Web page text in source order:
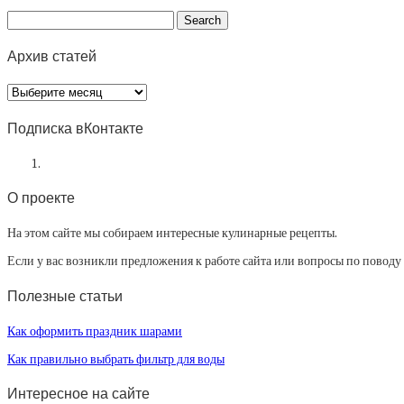
Архив статей
Архив
статей
Подписка вКонтакте
О проекте
На этом сайте мы собираем интересные кулинарные рецепты.
Если у вас возникли предложения к работе сайта или вопросы по
Полезные статьи
Как оформить праздник шарами
Как правильно выбрать фильтр для воды
Интересное на сайте